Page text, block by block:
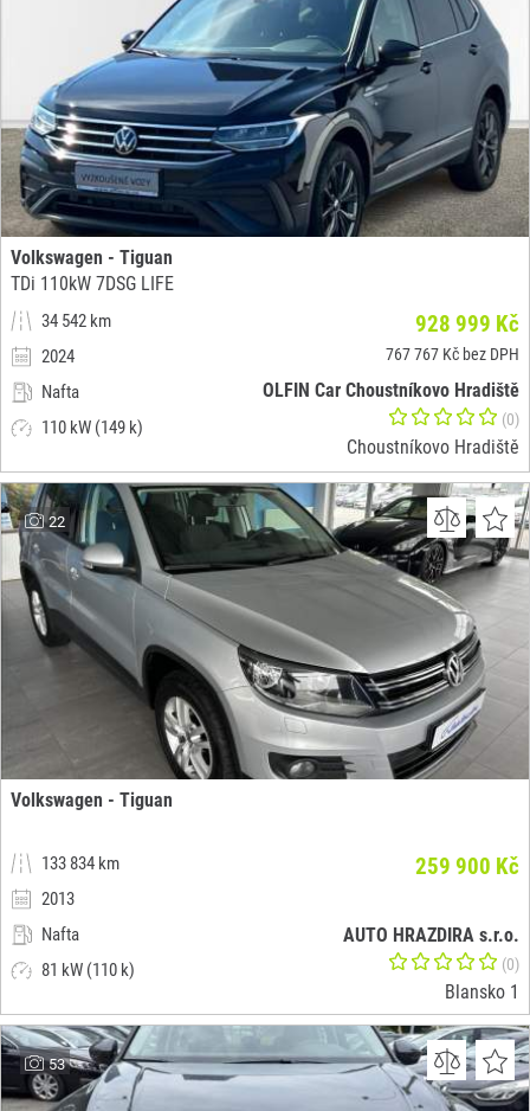
Volkswagen - Tiguan
TDi 110kW 7DSG LIFE
34 542 km
2024
Nafta
110 kW (149 k)
928 999 Kč
767 767 Kč bez DPH
OLFIN Car Choustníkovo Hradiště
(0)
Choustníkovo Hradiště
22
Volkswagen - Tiguan
133 834 km
2013
Nafta
81 kW (110 k)
259 900 Kč
AUTO HRAZDIRA s.r.o.
(0)
Blansko 1
53